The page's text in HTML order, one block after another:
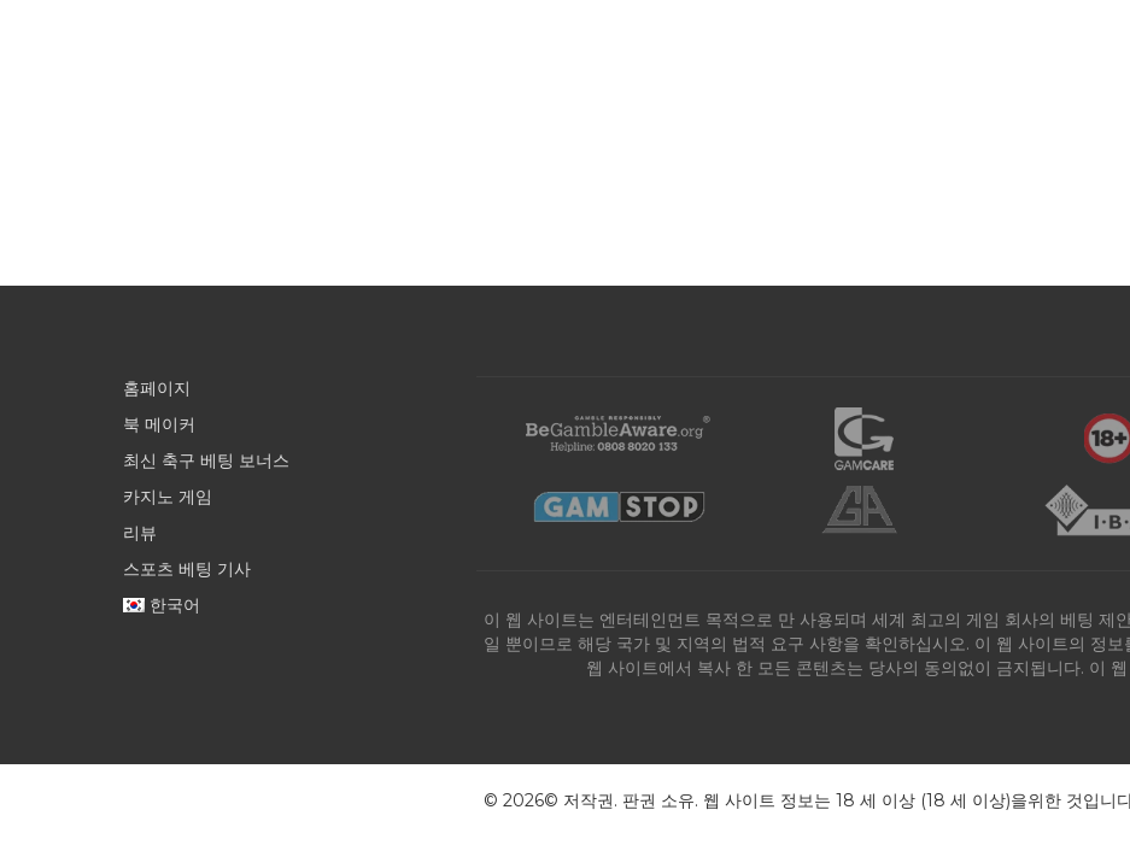
홈페이지
북 메이커
최신 축구 베팅 보너스
카지노 게임
리뷰
스포츠 베팅 기사
한국어
이 웹 사이트는 엔터테인먼트 목적으로 만 사용되며 세계 최고의 게임 회사의 베팅 제
일 뿐이므로 해당 국가 및 지역의 법적 요구 사항을 확인하십시오. 이 웹 사이트의 정
웹 사이트에서 복사 한 모든 콘텐츠는 당사의 동의없이 금지됩니다. 이
© 2026© 저작권. 판권 소유. 웹 사이트 정보는 18 세 이상 (18 세 이상)을위한 것입니